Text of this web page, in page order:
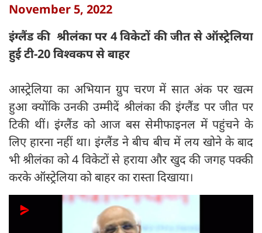
November 5, 2022
इंग्लैंड की श्रीलंका पर 4 विकेटों की जीत से ऑस्ट्रेलिया
हुई टी-20 विश्वकप से बाहर
आस्ट्रेलिया का अभियान ग्रुप चरण में सात अंक पर खत्म
हुआ क्योंकि उनकी उम्मीदें श्रीलंका की इंग्लैंड पर जीत पर
टिकी थीं। इंग्लैंड को आज बस सेमीफाइनल में पहुंचने के
लिए हारना नहीं था। इंग्लैंड ने बीच बीच में लय खोने के बाद
भी श्रीलंका को 4 विकेटों से हराया और खुद की जगह पक्की
करके ऑस्ट्रेलिया को बाहर का रास्ता दिखाया।